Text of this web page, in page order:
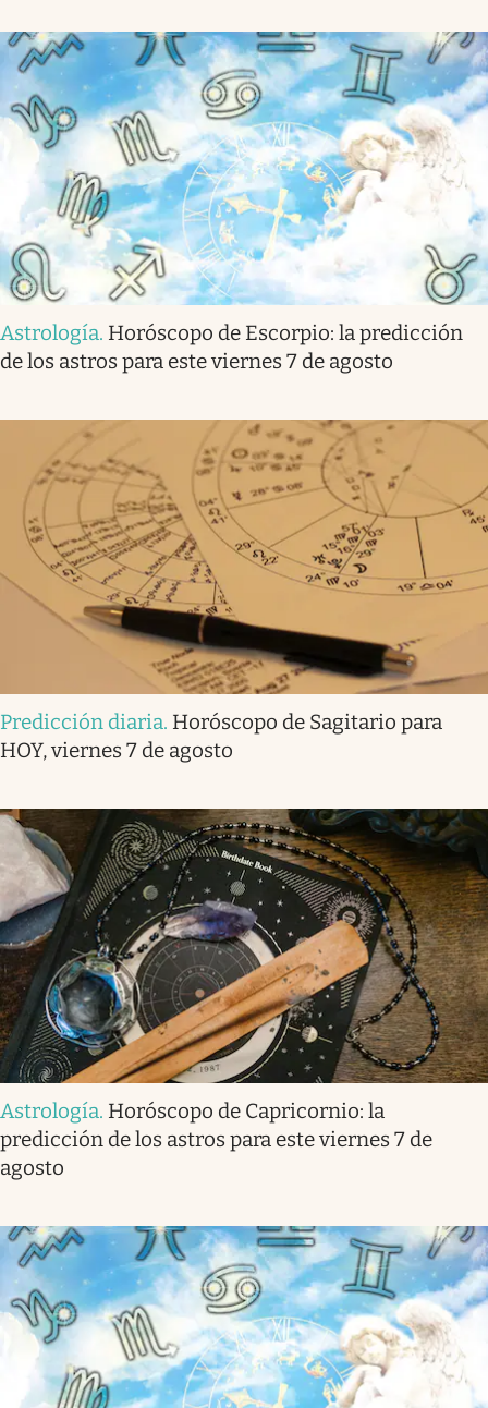
Astrología. Horóscopo de Escorpio: la predicción
de los astros para este viernes 7 de agosto
Predicción diaria. Horóscopo de Sagitario para
HOY, viernes 7 de agosto
Astrología. Horóscopo de Capricornio: la
predicción de los astros para este viernes 7 de
agosto